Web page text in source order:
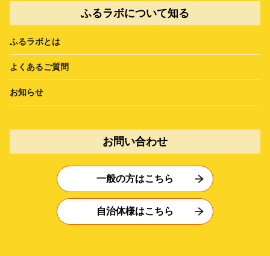
ふるラボについて知る
ふるラボとは
よくあるご質問
お知らせ
お問い合わせ
一般の方はこちら
自治体様はこちら